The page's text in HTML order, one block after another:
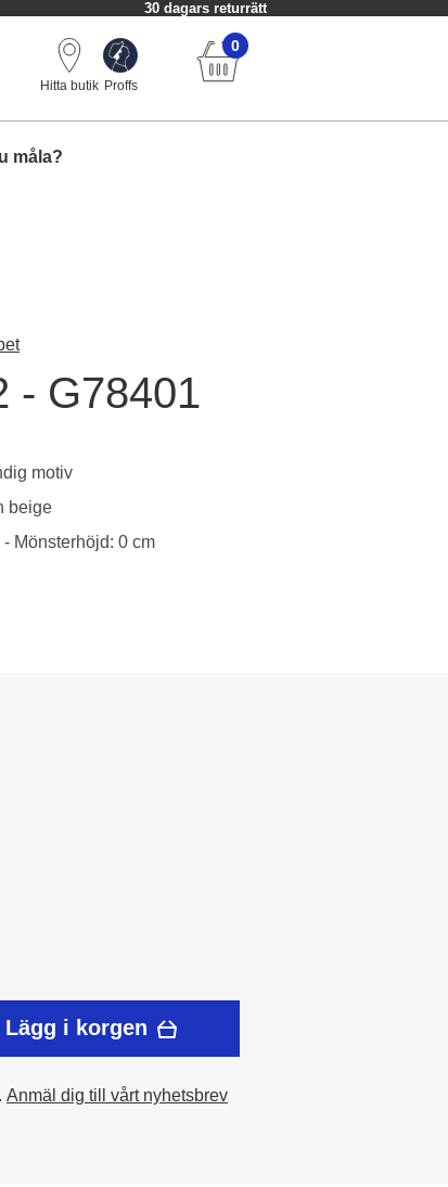
30 dagars returrätt
Hitta butik Proffs
0
måla?
- G78401
motiv
beige
Mönsterhöjd: 0 cm
Lägg i korgen
Anmäl dig till vårt nyhetsbrev